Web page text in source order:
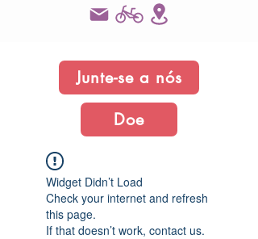
Junte-se a nós
Doe
Widget Didn’t Load
Check your internet and refresh
this page.
If that doesn’t work, contact us.